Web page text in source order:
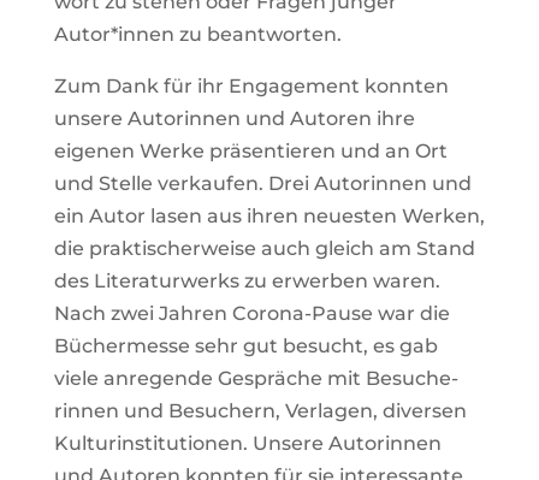
Autor*innen zu beantworten.
Zum Dank für ihr Enga­ge­ment konnten
unsere Autorinnen und Autoren ihre
eigenen Werke prä­sen­tieren und an Ort
und Stelle ver­kaufen. Drei Autorinnen und
ein Autor lasen aus ihren neu­esten Werken,
die prak­ti­scher­weise auch gleich am Stand
des Lite­ra­tur­werks zu erwerben waren.
Nach zwei Jahren Corona-Pause war die
Bücher­messe sehr gut besucht, es gab
viele anre­gende Gespräche mit Besu­che­
rinnen und Besu­chern, Ver­lagen, diversen
Kul­tur­in­sti­tu­tionen. Unsere Autorinnen